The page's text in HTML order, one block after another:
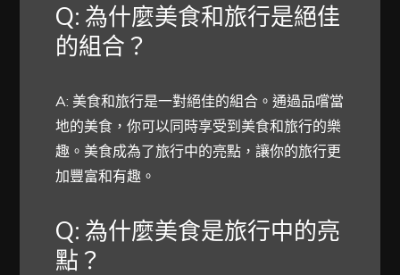
Q: 為什麼美食和旅行是絕佳
的組合？
A: 美食和旅行是一對絕佳的組合。通過品嚐當
地的美食，你可以同時享受到美食和旅行的樂
趣。美食成為了旅行中的亮點，讓你的旅行更
加豐富和有趣。
Q: 為什麼美食是旅行中的亮
點？